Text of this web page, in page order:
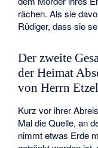
rächen. Als sie
Rüdiger, dass sie
Der zweite
der Heimat
von Herrn
Kurz vor ihrer
Mal die Quelle, an
nimmt etwas Erde